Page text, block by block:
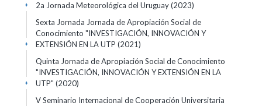
2a Jornada Meteorológica del Uruguay(2023)
+
Sexta Jornada Jornada de Apropiación Social de
Conocimiento "INVESTIGACIÓN, INNOVACIÓN Y
EXTENSIÓN EN LA UTP (2021)
+
Quinta Jornada de Apropiación Social de Conocimiento
"INVESTIGACIÓN, INNOVACIÓN Y EXTENSIÓN EN LA
UTP" (2020)
+
V Seminario Internacional de Cooperación Universitaria